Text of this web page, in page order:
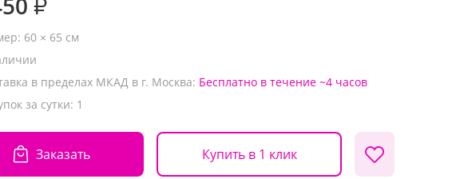
₽
60 × 65 см
в пределах МКАД в г. Москва: Бесплатно в течение ~4 часов
за сутки: 1
Заказать Купить в 1 клик